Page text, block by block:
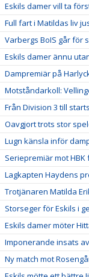
Eskils damer vill ta
Full fart i Matildas liv
Varbergs BoIS går för
Eskils damer ännu
Dampremiär på
Motståndarkoll:
Från Division 3 till
Oavgjort trots stor
Lugn känsla inför
Seriepremiär mot
Lagkapten Haydens
Trotjänaren Matilda
Storseger för Eskils i
Eskils damer möter
Imponerande insats
Ny match mot